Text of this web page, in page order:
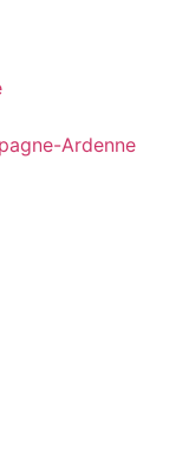
Ardenne